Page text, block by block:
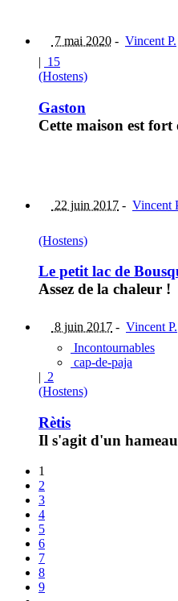
7 mai 2020 - Vincent P.
| 15
(Hostens)
Gaston
Cette maison est
22 juin 2017 - Vincent
(Hostens)
Le petit lac de
Assez de la chaleur !
8 juin 2017 - Vincent P.
Incontournables
cap-de-paja
| 2
(Hostens)
Rètis
Il s'agit d'un
1
2
3
4
5
6
7
8
9